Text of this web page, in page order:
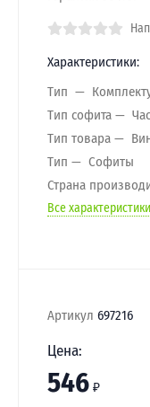
Характеристики:
Тип
Тип софита
Тип товара
Тип
Софиты
Страна
Все характеристики
Артикул 697216
Цена:
546 ₽